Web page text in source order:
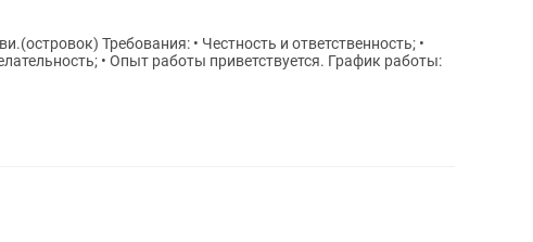
Требования: • Честность и ответственность; •
• Опыт работы приветствуется. График работы: